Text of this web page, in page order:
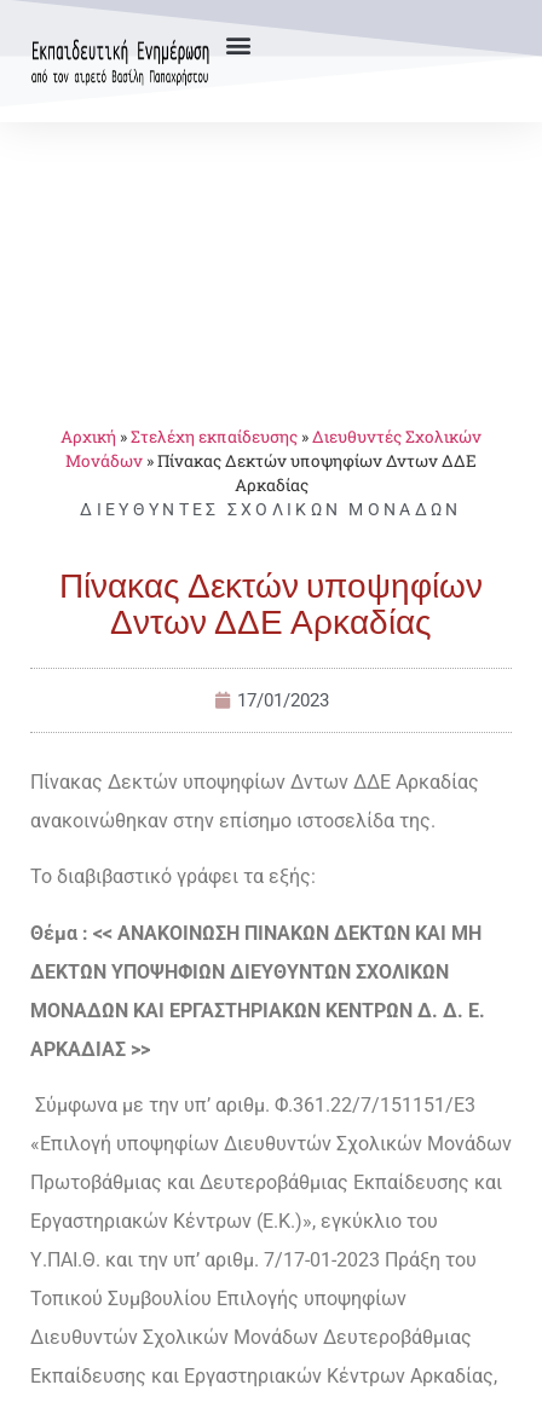
Αρχική »Στελέχη εκπαίδευσης »Διευθυντές Σχολικών
Μονάδων »Πίνακας Δεκτών υποψηφίων Δντων ΔΔΕ
Αρκαδίας
ΔΙΕΥΘΥΝΤΈΣ ΣΧΟΛΙΚΏΝ ΜΟΝΆΔΩΝ
Πίνακας Δεκτών υποψηφίων
Δντων ΔΔΕ Αρκαδίας
17/01/2023
Πίνακας Δεκτών υποψηφίων Δντων ΔΔΕ Αρκαδίας
ανακοινώθηκαν στην επίσημο ιστοσελίδα της.
Το διαβιβαστικό γράφει τα εξής:
Θέμα : << ΑΝΑΚΟΙΝΩΣΗ ΠΙΝΑΚΩΝ ΔΕΚΤΩΝ ΚΑΙ ΜΗ
ΔΕΚΤΩΝ ΥΠΟΨΗΦΙΩΝ ΔΙΕΥΘΥΝΤΩΝ ΣΧΟΛΙΚΩΝ
ΜΟΝΑΔΩΝ ΚΑΙ ΕΡΓΑΣΤΗΡΙΑΚΩΝ ΚΕΝΤΡΩΝ Δ. Δ. Ε.
ΑΡΚΑΔΙΑΣ >>
Σύμφωνα με την υπ’ αριθμ. Φ.361.22/7/151151/E3
«Επιλογή υποψηφίων Διευθυντών Σχολικών Μονάδων
Πρωτοβάθμιας και Δευτεροβάθμιας Εκπαίδευσης και
Εργαστηριακών Κέντρων (Ε.Κ.)», εγκύκλιο του
Υ.ΠΑΙ.Θ. και την υπ’ αριθμ. 7/17-01-2023 Πράξη του
Τοπικού Συμβουλίου Επιλογής υποψηφίων
Διευθυντών Σχολικών Μονάδων Δευτεροβάθμιας
Εκπαίδευσης και Εργαστηριακών Κέντρων Αρκαδίας,